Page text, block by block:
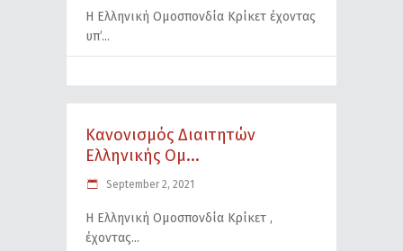
Η Ελληνική Ομοσπονδία Κρίκετ έχοντας
υπ’
Κανονισμός Διαιτητών
Ελληνικής Ομ...
September 2, 2021
Η Ελληνική Ομοσπονδία Κρίκετ ,
έχοντας